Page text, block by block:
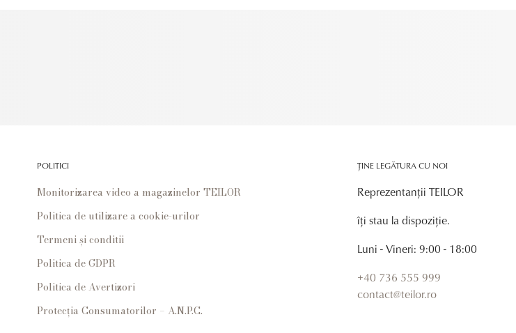
POLITICI
Monitorizarea video a magazinelor TEILOR
Politica de utilizare a cookie-urilor
Termeni și conditii
Politica de GDPR
Politica de Avertizori
Protecția Consumatorilor – A.N.P.C.
ȚINE LEGĂTURA CU NOI
Reprezentanții TEILOR
îți stau la dispoziție.
Luni - Vineri: 9:00 - 18:00
+40 736 555 999
contact@teilor.ro